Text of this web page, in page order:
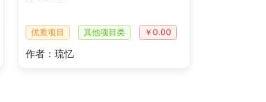
优质项目 其他项目类 ￥0.00
作者：琉忆